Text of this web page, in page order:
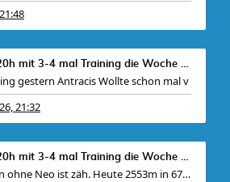
Re: Sub 3:20h mit 3-4 mal Training die Woche machb
gestern Antracis Wollte schon mal v
21:32
Re: Sub 3:20h mit 3-4 mal Training die Woche machb
Schwimmen ohne Neo ist zäh. Heute 2553m in 67 Minu